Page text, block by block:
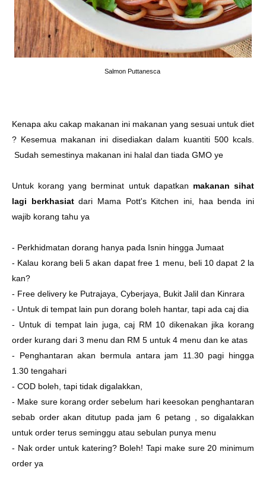
Salmon Puttanesca
Kenapa aku cakap makanan ini makanan yang sesuai untuk diet
? Kesemua makanan ini disediakan dalam kuantiti 500 kcals.
Sudah semestinya makanan ini halal dan tiada GMO ye
Untuk korang yang berminat untuk dapatkan makanan sihat
lagi berkhasiatdari Mama Pott's Kitchen ini, haa benda ini
wajib korang tahu ya
- Perkhidmatan dorang hanya pada Isnin hingga Jumaat
- Kalau korang beli 5 akan dapat free 1 menu, beli 10 dapat 2 la
kan?
- Free delivery ke Putrajaya, Cyberjaya, Bukit Jalil dan Kinrara
- Untuk di tempat lain pun dorang boleh hantar, tapi ada caj dia
- Untuk di tempat lain juga, caj RM 10 dikenakan jika korang
order kurang dari 3 menu dan RM 5 untuk 4 menu dan ke atas
- Penghantaran akan bermula antara jam 11.30 pagi hingga
1.30 tengahari
- COD boleh, tapi tidak digalakkan,
- Make sure korang order sebelum hari keesokan penghantaran
sebab order akan ditutup pada jam 6 petang , so digalakkan
untuk order terus seminggu atau sebulan punya menu
- Nak order untuk katering? Boleh! Tapi make sure 20 minimum
order ya